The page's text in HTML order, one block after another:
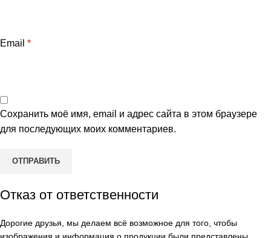
Email *
Сохранить моё имя, email и адрес сайта в этом браузере
для последующих моих комментариев.
Отказ от ответственности
Дорогие друзья, мы делаем всё возможное для того, чтобы